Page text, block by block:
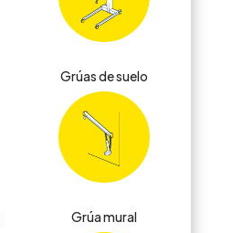
Grúas de suelo
Grúa mural